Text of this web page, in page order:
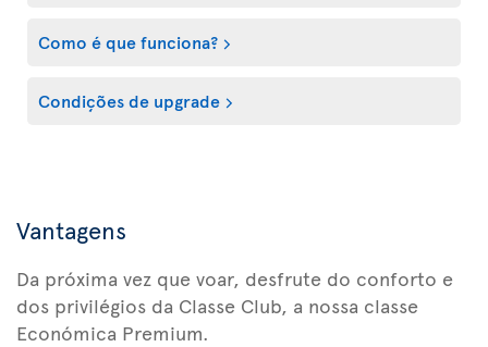
Como é que funciona?
Condições de upgrade
Vantagens
Da próxima vez que voar, desfrute do conforto e
dos privilégios da Classe Club, a nossa classe
Económica Premium.